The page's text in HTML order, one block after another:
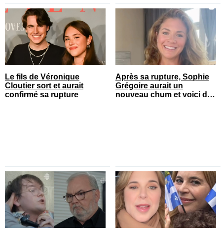
Le fils de Véronique
Cloutier sort et aurait
confirmé sa rupture
Après sa rupture, Sophie
Grégoire aurait un
nouveau chum et voici de